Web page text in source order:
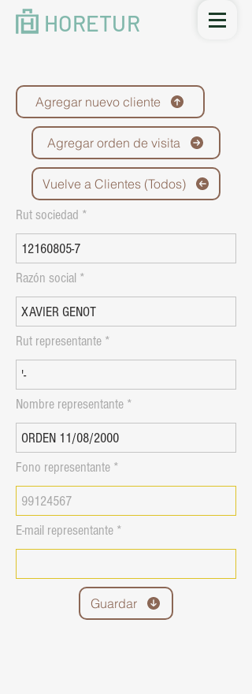
HORETUR
Agregar nuevo cliente
Agregar orden de visita
Vuelve a Clientes (Todos)
Rut sociedad
Razón social
Rut representante
Nombre representante
Fono representante
E-mail representante
Guardar